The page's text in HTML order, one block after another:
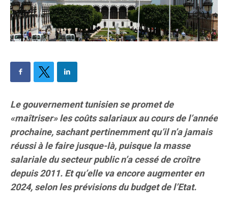
Le gouvernement tunisien se promet de
«maîtriser» les coûts salariaux au cours de l’année
prochaine, sachant pertinemment qu’il n’a jamais
réussi à le faire jusque-là, puisque la masse
salariale du secteur public n’a cessé de croître
depuis 2011. Et qu’elle va encore augmenter en
2024, selon les prévisions du budget de l’Etat.